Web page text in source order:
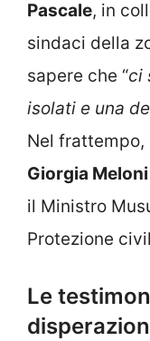
Pascale, in
sindaci della
sapere che “ci
isolati e una
Nel frattempo,
Giorgia Meloni
il Ministro
Protezione
Le